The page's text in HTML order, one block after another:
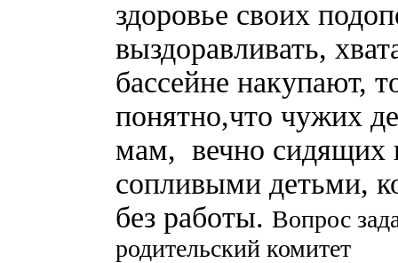
здоровье своих
выздоравливать,
бассейне накупают,
понятно,что чужих
мам, вечно сидящих
сопливыми детьми,
без работы. Вопрос
родительский комитет